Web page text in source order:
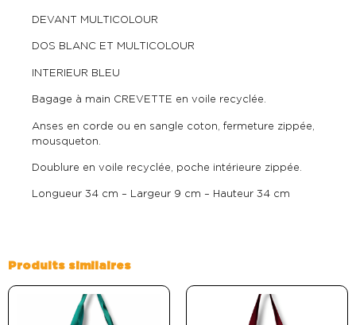
DEVANT MULTICOLOUR
DOS BLANC ET MULTICOLOUR
INTERIEUR BLEU
Bagage à main CREVETTE en voile recyclée.
Anses en corde ou en sangle coton, fermeture zippée,
mousqueton.
Doublure en voile recyclée, poche intérieure zippée.
Longueur 34 cm – Largeur 9 cm – Hauteur 34 cm
Produits similaires